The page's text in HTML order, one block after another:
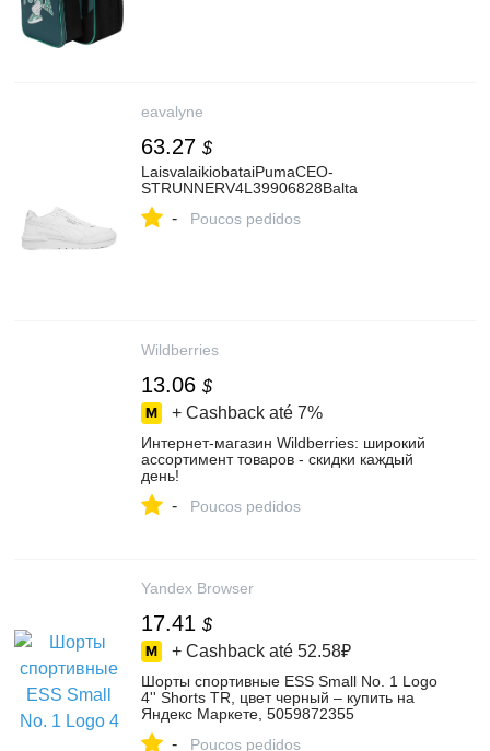
eavalyne
63.27 $
LaisvalaikiobataiPumaCEO-
STRUNNERV4L39906828Balta
- Poucos pedidos
Wildberries
13.06 $
+ Cashback até 7%
Интернет‑магазин Wildberries: широкий
ассортимент товаров - скидки каждый
день!
- Poucos pedidos
Yandex Browser
17.41 $
+ Cashback até 52.58₽
Шорты спортивные ESS Small No. 1 Logo
4'' Shorts TR, цвет черный – купить на
Яндекс Маркете, 5059872355
- Poucos pedidos